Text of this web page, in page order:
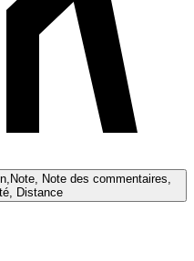
Note des commentaires,
Distance